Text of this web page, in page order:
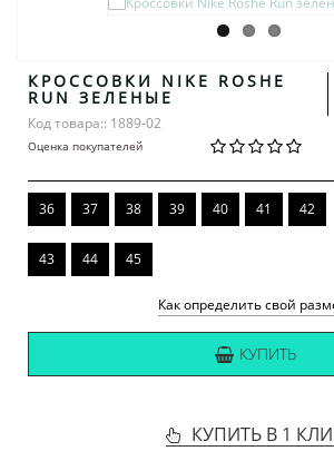
КРОССОВКИ NIKE ROSHE
RUN ЗЕЛЕНЫЕ
Код товара:: 1889-02
Оценка покупателей
36 37 38 39 40 41 42
43 44 45
Как определить свой
КУПИТЬ
КУПИТЬ В 1